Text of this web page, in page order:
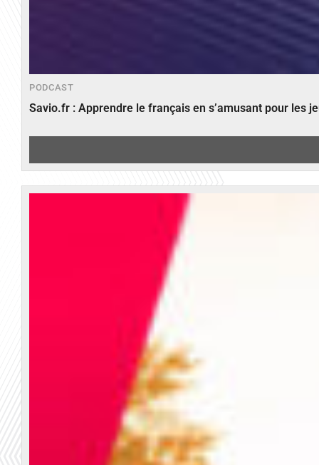
PODCAST
Savio.fr : Apprendre le français en s’amusant pour les